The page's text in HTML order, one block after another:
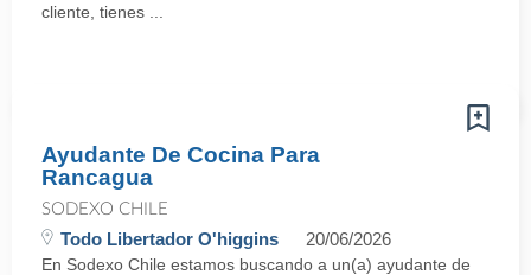
cliente, tienes ...
Ayudante De Cocina Para
Rancagua
SODEXO CHILE
Todo Libertador O'higgins 20/06/2026
En Sodexo Chile estamos buscando a un(a) ayudante de